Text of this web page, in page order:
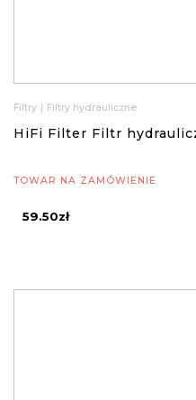
Filtry Filtry hydrauliczne
HiFi Filter Filtr
TOWAR NA ZAMÓWIENIE
59.50zł